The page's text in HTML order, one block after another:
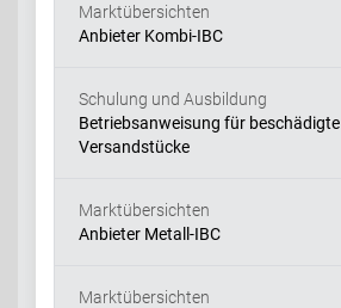
Marktübersichten
Anbieter Kombi-IBC
Schulung und Ausbildung
Betriebsanweisung für beschädigte
Versandstücke
Marktübersichten
Anbieter Metall-IBC
Marktübersichten